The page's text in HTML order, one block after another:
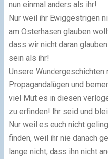
nun einmal anders als ihr!
Nur weil ihr Ewiggestrigen
am Osterhasen glauben
dass wir nicht daran
sein als ihr!
Unsere Wundergeschichten
Propagandalügen und
viel Mut es in diesen
zu erfinden! Ihr seid und
Nur weil es euch nicht
finden, weil ihr nie danach
lange nicht, dass ihn nicht